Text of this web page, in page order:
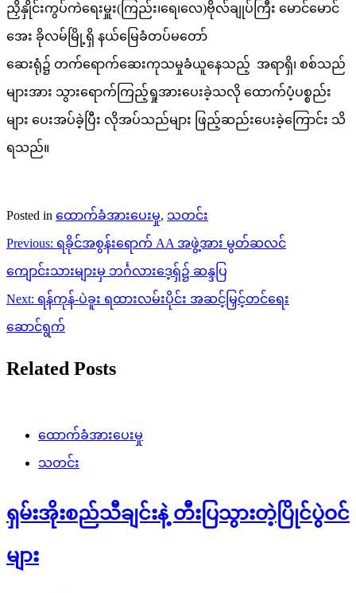
ညှိနှိုင်းကွပ်ကဲရေးမှူး(ကြည်း၊ရေ၊လေ)ဗိုလ်ချုပ်ကြီး မောင်မောင်
အေး ခိုလမ်မြို့ရှိ နယ်မြေခံတပ်မတော်
ဆေးရုံ၌ တက်ရောက်ဆေးကုသမှုခံယူနေသည့် အရာရှိ၊ စစ်သည်
များအား သွားရောက်ကြည့်ရှုအားပေးခဲ့သလို ထောက်ပံ့ပစ္စည်း
များ ပေးအပ်ခဲ့ပြီး လိုအပ်သည်များ ဖြည့်ဆည်းပေးခဲ့ကြောင်း သိ
ရသည်။
Posted in ထောက်ခံအားပေးမှု, သတင်း
Post
navigation
Previous: ရခိုင်အစွန်းရောက် AA အဖွဲ့အား မွတ်ဆလင်
ကျောင်းသားများမှ ဘင်္ဂလားဒေ့ရှ်၌ ဆန္ဒပြ
Next: ရန်ကုန်-ပဲခူး ရထားလမ်းပိုင်း အဆင့်မြှင့်တင်ရေး
ဆောင်ရွက်
Related Posts
ထောက်ခံအားပေးမှု
သတင်း
ရှမ်းအိုးစည်သီချင်းနဲ့ တီးပြသွားတဲ့ပြိုင်ပွဲဝင်
များ